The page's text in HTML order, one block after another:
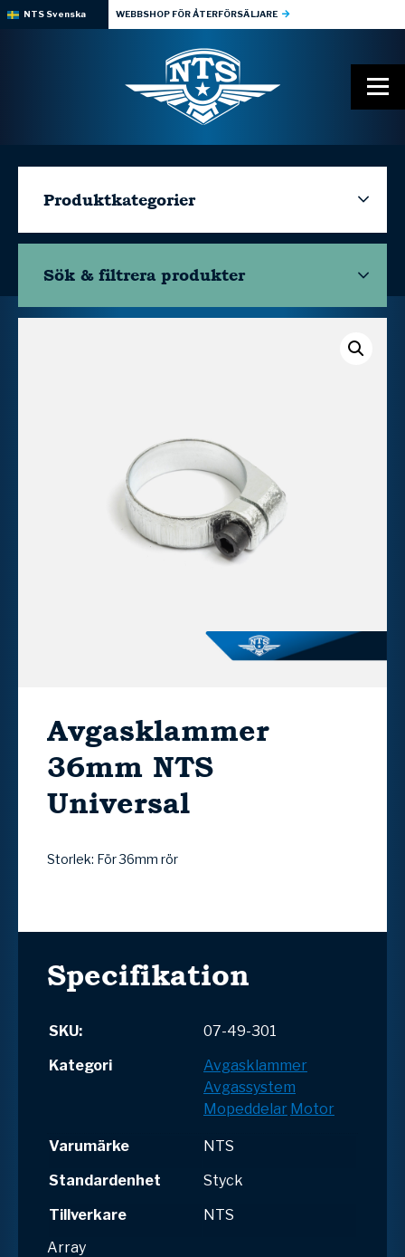
NTS Svenska WEBBSHOP FÖR ÅTERFÖRSÄLJARE
Produktkategorier
Sök & filtrera produkter
Avgasklammer
36mm NTS
Universal
Storlek: För 36mm rör
Specifikation
SKU:
07-49-301
Kategori
Avgasklammer
Avgassystem
Mopeddelar Motor
Varumärke
NTS
Standardenhet
Styck
Tillverkare
NTS
Array